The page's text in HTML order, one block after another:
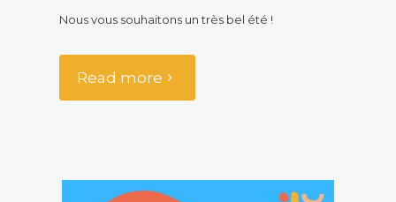
Nous vous souhaitons un très bel été !
Read more